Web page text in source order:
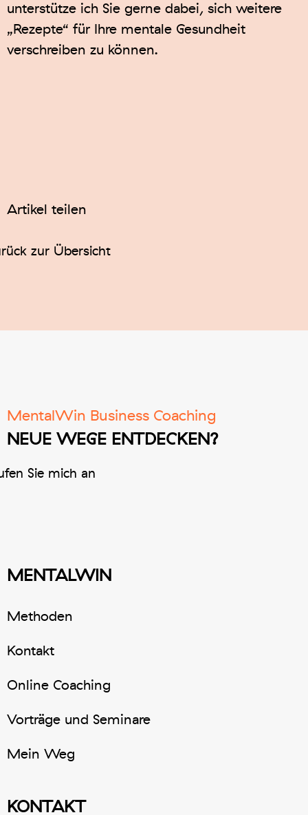
unterstütze ich Sie gerne dabei, sich weitere
„Rezepte“ für Ihre mentale Gesundheit
verschreiben zu können.
Artikel teilen
zur Übersicht
MentalWin Business Coaching
NEUE WEGE ENTDECKEN?
Sie mich an
MENTALWIN
Methoden
Kontakt
Online Coaching
Vorträge und Seminare
Mein Weg
KONTAKT